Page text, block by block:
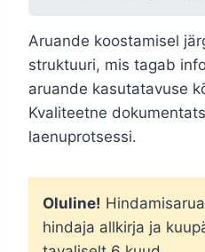
Aruande koostamisel
struktuuri, mis tagab
aruande kasutatavuse
Kvaliteetne
laenuprotsessi.
Oluline!
hindaja allkirja ja